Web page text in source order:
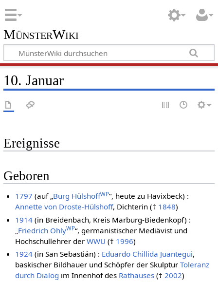
MünsterWiki
10. Januar
Ereignisse
Geboren
1797 (auf „Burg HülshoffWP“, heute zu Havixbeck) :
Annette von Droste-Hülshoff, Dichterin († 1848)
1914 (in Breidenbach, Kreis Marburg-Biedenkopf) :
Friedrich OhlyWP“, germanistischer Mediävist und
Hochschullehrer derWWU († 1996)
1924 (in San Sebastián) : Eduardo Chillida Juantegui,
baskischer Bildhauer und Schöpfer der SkulpturToleranz
durch Dialog im Innenhof des Rathauses (†2002)